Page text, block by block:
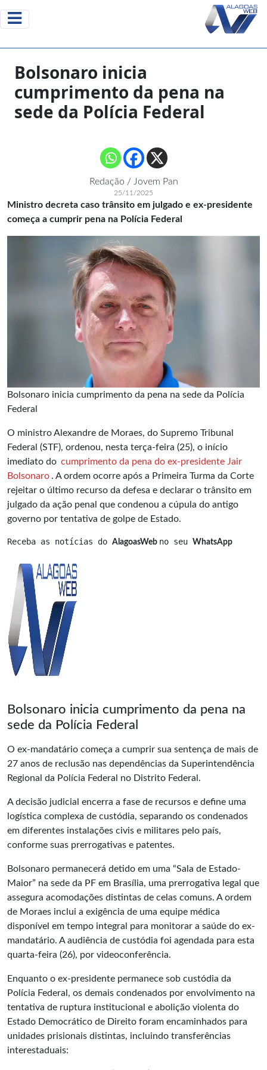
Bolsonaro inicia
cumprimento da pena na
sede da Polícia Federal
Redação / Jovem Pan
25/11/2025
Ministro decreta caso trânsito em julgado e ex-presidente
começa a cumprir pena na Polícia Federal
Bolsonaro inicia cumprimento da pena na sede da Polícia
Federal
O ministro Alexandre de Moraes, do Supremo Tribunal
Federal (STF), ordenou, nesta terça-feira (25), o início
imediato do cumprimento da pena do ex-presidente Jair
Bolsonaro . A ordem ocorre após a Primeira Turma da Corte
rejeitar o último recurso da defesa e declarar o trânsito em
julgado da ação penal que condenou a cúpula do antigo
governo por tentativa de golpe de Estado.
Receba as notícias do AlagoasWeb no seu WhatsApp
Bolsonaro inicia cumprimento da pena na
sede da Polícia Federal
O ex-mandatário começa a cumprir sua sentença de mais de
27 anos de reclusão nas dependências da Superintendência
Regional da Polícia Federal no Distrito Federal.
A decisão judicial encerra a fase de recursos e define uma
logística complexa de custódia, separando os condenados
em diferentes instalações civis e militares pelo país,
conforme suas prerrogativas e patentes.
Bolsonaro permanecerá detido em uma “Sala de Estado-
Maior” na sede da PF em Brasília, uma prerrogativa legal que
assegura acomodações distintas de celas comuns. A ordem
de Moraes inclui a exigência de uma equipe médica
disponível em tempo integral para monitorar a saúde do ex-
mandatário. A audiência de custódia foi agendada para esta
quarta-feira (26), por videoconferência.
Enquanto o ex-presidente permanece sob custódia da
Polícia Federal, os demais condenados por envolvimento na
tentativa de ruptura institucional e abolição violenta do
Estado Democrático de Direito foram encaminhados para
unidades prisionais distintas, incluindo transferências
interestaduais: